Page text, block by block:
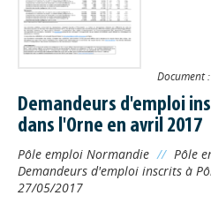
Document
Demandeurs d'emploi
dans l'Orne en avril 2017
Pôle emploi Normandie // Pôle
Demandeurs d'emploi inscrits à
27/05/2017